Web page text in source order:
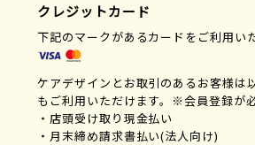
クレジットカード
下記のマークがあるカードをご利用い
ケアデザインとお取引のあるお客様は
もご利用いただけます。※会員登録が必
・店頭受け取り現金払い
・月末締め請求書払い(法人向け)